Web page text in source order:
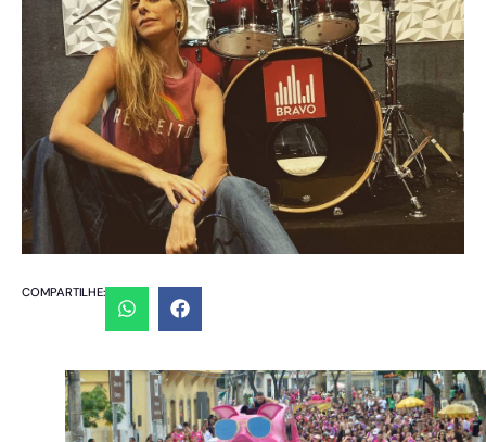
COMPARTILHE: